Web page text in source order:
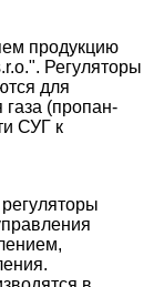
продукцию
Регуляторы
для
(пропан-
СУГ к